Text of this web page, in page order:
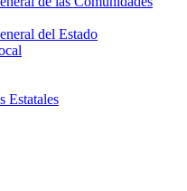
del Estado
Estatales